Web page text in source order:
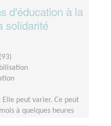
d'éducation à la
solidarité
Elle peut varier. Ce peut
à quelques heures